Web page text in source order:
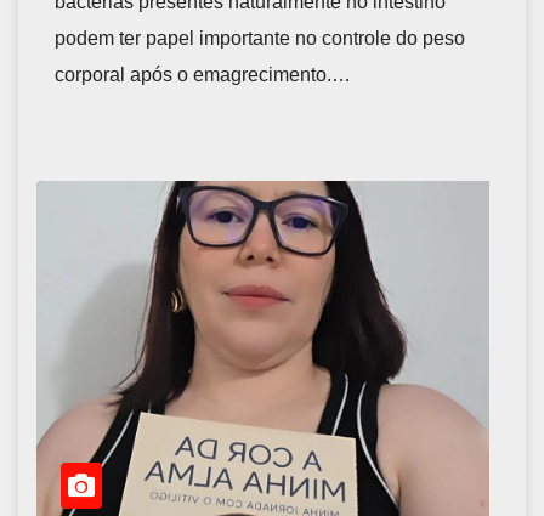
podem ter papel importante no controle do peso
corporal após o emagrecimento.…